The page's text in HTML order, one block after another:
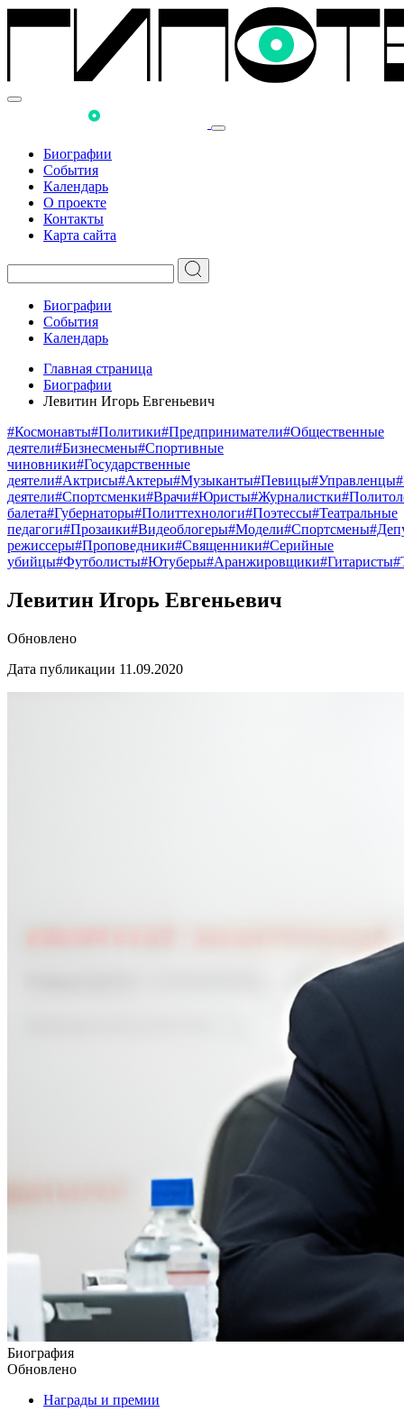
Биографии
События
Календарь
О проекте
Контакты
Карта сайта
Биографии
События
Календарь
Главная страница
Биографии
Левитин Игорь Евгеньевич
#Космонавты#Политики#Предприниматели#Общественные
деятели#Бизнесмены#Спортивные
чиновники#Государственные
деятели#Актрисы#Актеры#Музыканты#Певицы#Управленцы
деятели#Спортсменки#Врачи#Юристы#Журналистки
балета#Губернаторы#Политтехнологи#Поэтессы#Театральные
педагоги#Прозаики#Видеоблогеры#Модели#Спортсмены
режиссеры#Проповедники#Священники#Серийные
убийцы#Футболисты#Ютуберы#Аранжировщики#Гитаристы
Левитин Игорь Евгеньевич
Обновлено
Дата публикации 11.09.2020
Биография
Обновлено
Награды и премии